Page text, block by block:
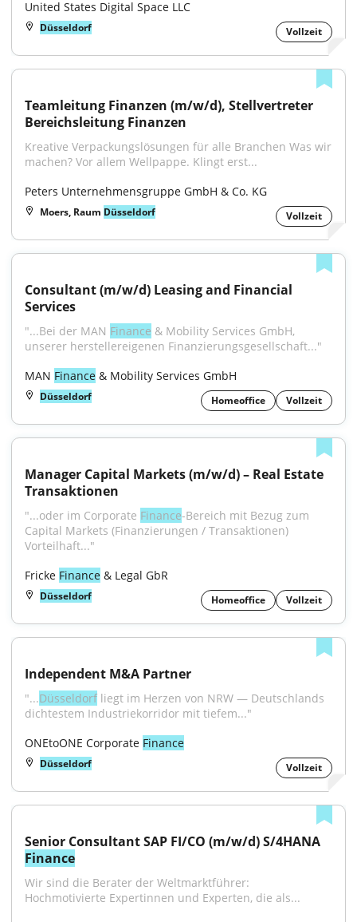
United States Digital Space LLC
Düsseldorf Vollzeit
Teamleitung Finanzen (m/w/d), Stellvertreter
Bereichsleitung Finanzen
Kreative Verpackungslösungen für alle Branchen Was wir
machen? Vor allem Wellpappe. Klingt erst...
Peters Unternehmensgruppe GmbH & Co. KG
Moers, Raum Düsseldorf Vollzeit
Consultant (m/w/d) Leasing and Financial
Services
"...Bei der MAN Finance & Mobility Services GmbH,
unserer herstellereigenen Finanzierungsgesellschaft..."
MAN Finance & Mobility Services GmbH
Düsseldorf Homeoffice Vollzeit
Manager Capital Markets (m/w/d) – Real Estate
Transaktionen
"...oder im Corporate Finance-Bereich mit Bezug zum
Capital Markets (Finanzierungen / Transaktionen)
Vorteilhaft..."
Fricke Finance & Legal GbR
Düsseldorf Homeoffice Vollzeit
Independent M&A Partner
"...Düsseldorf liegt im Herzen von NRW — Deutschlands
dichtestem Industriekorridor mit tiefem..."
ONEtoONE Corporate Finance
Düsseldorf Vollzeit
Finance
Wir sind die Berater der Weltmarktführer:
Hochmotivierte Expertinnen und Experten, die als...